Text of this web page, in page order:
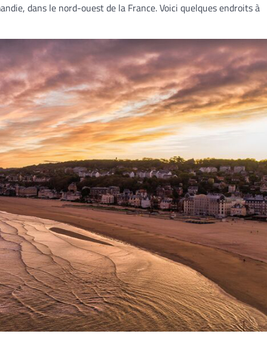
dans le nord-ouest de la France. Voici quelques endroits à